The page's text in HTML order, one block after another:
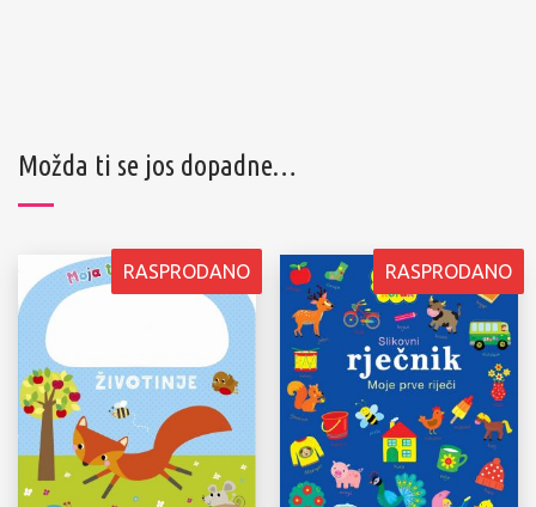
Možda ti se jos dopadne…
RASPRODANO RASPRODANO